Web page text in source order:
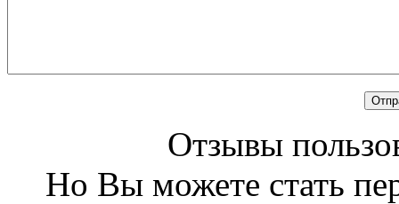
Отзывы
Но Вы можете стать